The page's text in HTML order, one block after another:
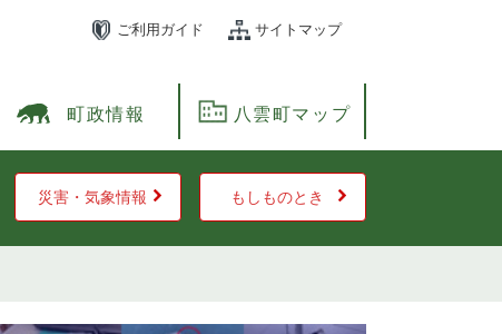
ご利用ガイド サイトマップ
町政情報 八雲町マップ
災害・気象情報 もしものとき